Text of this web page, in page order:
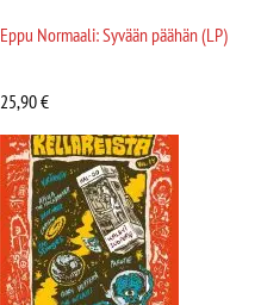
Eppu Normaali: Syvään päähän (LP)
25,90€